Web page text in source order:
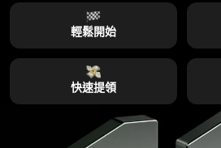
輕鬆開始
快速提領